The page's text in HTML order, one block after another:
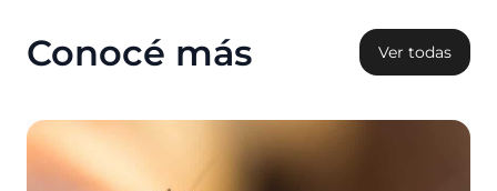
Conocé más Ver todas